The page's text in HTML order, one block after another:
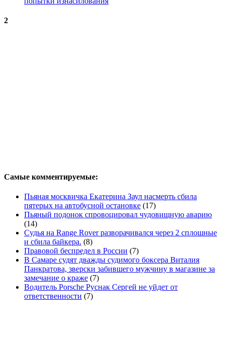
2
Самые комментируемые:
Пьяная москвичка Екатерина Заул насмерть сбила
пятерых на автобусной остановке (17)
Пьяный подонок спровоцировал чудовищную аварию
(14)
Судья на Range Rover разворачивался через 2 сплошные
и сбила байкера. (8)
Правовой беспредел в России (7)
В Самаре судят дважды судимого боксера Виталия
Панкратова, зверски забившего мужчину в магазине за
замечание о краже (7)
Водитель Porsche Руснак Сергей не уйдет от
ответственности (7)